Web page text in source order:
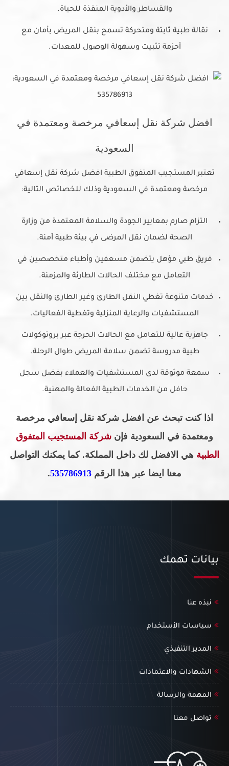
والقساطر والأدوية المنقذة للحياة.
نقالة طبية ثابتة ومتحركة تسمح بنقل المريض بأمان مع
أحزمة تثبيت وسهولة الوصول للمعدات.
افضل شركة نقل إسعافي مرخصة ومعتمدة في
السعودية
تعتبر المستجيب المتفوق الطبية افضل شركة نقل إسعافي
مرخصة ومعتمدة في السعودية وذلك للخصائص التالية:
التزام صارم بمعايير الجودة والسلامة المعتمدة من وزارة
الصحة لضمان نقل المرضى في بيئة طبية آمنة.
فريق طبي مؤهل يتضمن مسعفين وأطباء متخصصين في
التعامل مع مختلف الحالات الطارئة والمزمنة.
خدمات متنوعة تغطي النقل الطارئ وغير الطارئ والنقل بين
المستشفيات والرعاية المنزلية وتغطية الفعاليات.
جاهزية عالية للتعامل مع الحالات الحرجة عبر بروتوكولات
طبية مدروسة تضمن سلامة المريض طوال الرحلة.
سمعة موثوقة لدى المستشفيات والعملاء بفضل سجل
حافل من الخدمات الطبية الفعالة والمهنية.
اذا كنت تبحث عن افضل شركة نقل إسعافي مرخصة
ومعتمدة في السعودية فإن شركة المستجيب المتفوق
الطبية هي الافضل لك داخل المملكة. كما يمكنك التواصل
معنا ايضا عبر هذا الرقم 535786913
.
بيانات تهمك
نبذه عنا
سياسات الأستخدام
المدير التنفيذي
الشهادات والاعتمادات
المهمة والرسالة
تواصل معنا